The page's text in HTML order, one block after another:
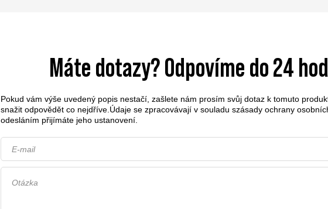
Máte dotazy? Odpovíme do 24
Pokud vám výše uvedený popis nestačí, zašlete nám prosím svůj dotaz k tomuto
snažit odpovědět co nejdříve. Údaje se zpracovávají v souladu szásady ochrany
odesláním přijímáte jeho ustanovení.
E-mail
Otázka